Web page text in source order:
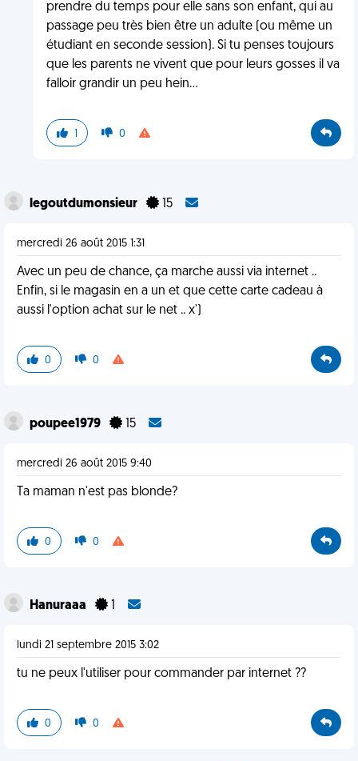
prendre du temps pour elle sans son enfant, qui au
passage peu très bien être un adulte (ou même un
étudiant en seconde session). Si tu penses toujours
que les parents ne vivent que pour leurs gosses il va
falloir grandir un peu hein...
1 0
legoutdumonsieur 15
mercredi 26 août 2015 1:31
Avec un peu de chance, ça marche aussi via internet ..
Enfin, si le magasin en a un et que cette carte cadeau à
aussi l'option achat sur le net .. x')
0 0
poupee1979 15
mercredi 26 août 2015 9:40
Ta maman n'est pas blonde?
0 0
Hanuraaa
lundi 21 septembre 2015 3:02
tu ne peux l'utiliser pour commander par internet ??
0 0